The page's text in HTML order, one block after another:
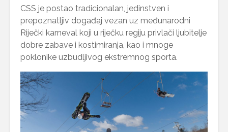
CSS je postao tradicionalan, jedinstven i
prepoznatljiv događaj vezan uz međunarodni
Riječki karneval koji u riječku regiju privlači ljubitelje
dobre zabave i kostimiranja, kao i mnoge
poklonike uzbudljivog ekstremnog sporta.